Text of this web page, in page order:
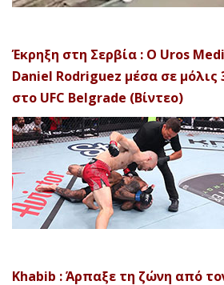
Έκρηξη στη Σερβία : Ο Uros
Daniel Rodriguez μέσα σε
στο UFC Belgrade (Βίντεο)
Khabib : Άρπαξε τη ζώνη από